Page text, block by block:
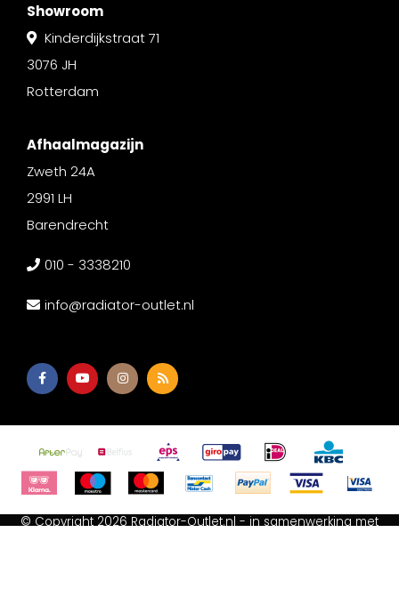
Showroom
Kinderdijkstraat 71
3076 JH
Rotterdam
Afhaalmagazijn
Zweth 24A
2991 LH
Barendrecht
010 - 3338210
info@radiator-outlet.nl
© Copyright 2026 Radiator-Outlet.nl - in samenwerking met